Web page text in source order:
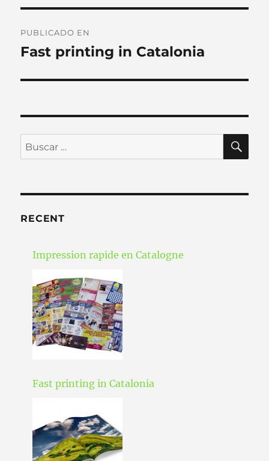
de
PUBLICADO EN
Fast printing in Catalonia
Buscar
por:
RECENT
Impression rapide en Catalogne
Fast printing in Catalonia